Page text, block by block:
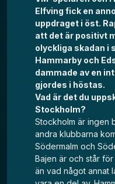
Elfving fick en
uppdraget i öst.
att det är positivt
olyckliga skadan i
Hammarby och
dammade av en
gjordes i höstas.
Vad är det du
Stockholm?
Stockholm är ingen
andra klubbarna
Södermalm och
Bajen är och står
än vad något annat